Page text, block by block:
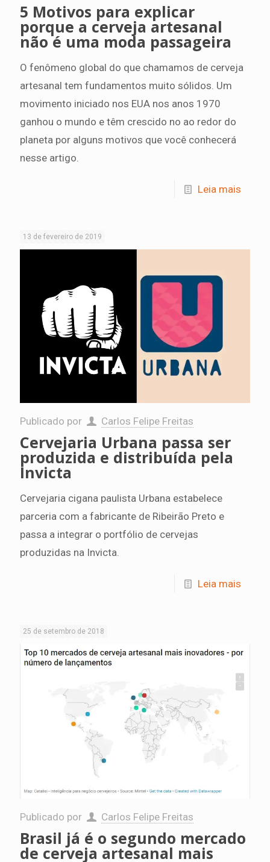
5 Motivos para explicar
porque a cerveja artesanal
não é uma moda passageira
O fenômeno global do que chamamos de cerveja
artesanal tem fundamentos muito sólidos. Um
movimento iniciado nos EUA nos anos 1970
ganhou o mundo e têm crescido no ao redor do
planeta por alguns motivos que você conhecerá
nesse artigo.
Leia mais
13 de fevereiro de 2019
Publicado por Carlos Felipe Freitas
Cervejaria Urbana passa ser
produzida e distribuída pela
Invicta
Cervejaria cigana paulista Urbana estabelece
parceria com a fabricante de Ribeirão Preto e
passa a integrar o portfólio de cervejas
produzidas na Invicta.
Leia mais
25 de setembro de 2018
Publicado por Carlos Felipe Freitas
Brasil já é o segundo mercado
de cerveja artesanal mais